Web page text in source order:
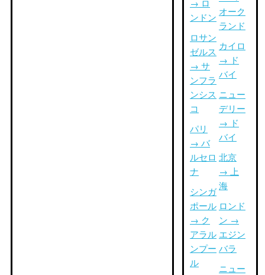
→ ロ
ンドン
ロサン
ゼルス
→ サ
ンフラ
ンシス
コ
パリ
→ バ
ルセロ
ナ
シンガ
ポール
→ ク
アラル
ンプー
ル
オーク
ランド
カイロ
→ ド
バイ
ニュー
デリー
→ ド
バイ
北京
→ 上
海
ロンド
ン →
エジン
バラ
ニュー